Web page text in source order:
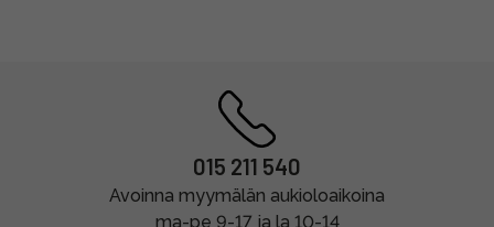
015 211 540
Avoinna myymälän aukioloaikoina
ma-pe 9-17 ja la 10-14